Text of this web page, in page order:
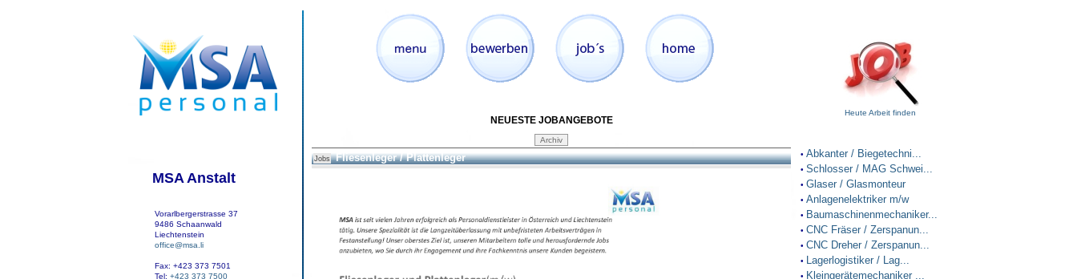
MSA Anstalt
Vorarlbergerstrasse 37
9486 Schaanwald
Liechtenstein
office@msa.li
Fax: +423 373 7501
Tel: +423 373 7500
NEUESTE JOBANGEBOTE
Jobs Fliesenleger / Plattenleger
Heute Arbeit finden
• Abkanter / Biegetechni...
• Schlosser / MAG Schwei...
• Glaser / Glasmonteur
• Anlagenelektriker m/w
• Baumaschinenmechaniker...
• CNC Fräser / Zerspanun...
• CNC Dreher / Zerspanun...
• Lagerlogistiker / Lag...
• Kleingerätemechaniker ...